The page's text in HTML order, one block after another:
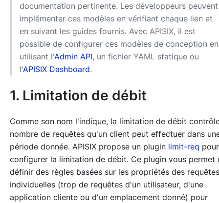
documentation pertinente. Les développeurs peuvent
implémenter ces modèles en vérifiant chaque lien et
en suivant les guides fournis. Avec APISIX, il est
possible de configurer ces modèles de conception en
utilisant l'Admin API, un fichier YAML statique ou
l'APISIX Dashboard.
1. Limitation de débit
Comme son nom l'indique, la limitation de débit
nombre de requêtes qu'un client peut effectuer dans
période donnée. APISIX propose un plugin limit-req pour
configurer la limitation de débit. Ce plugin vous permet
définir des règles basées sur les propriétés des requêtes
individuelles (trop de requêtes d'un utilisateur, d'une
application cliente ou d'un emplacement donné) pour